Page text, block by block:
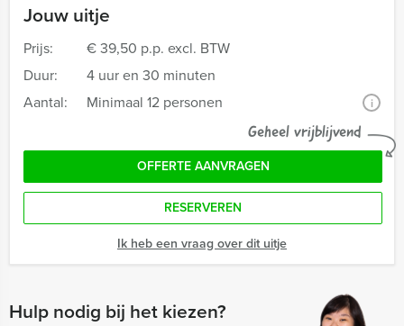
Jouw uitje
Prijs:
€ 39,50 p.p. excl. BTW
Duur:
4 uur en 30 minuten
Aantal:
Minimaal 12 personen i
Geheel vrijblijvend
OFFERTE AANVRAGEN
RESERVEREN
Ik heb een vraag over dit uitje
Hulp nodig bij het kiezen?